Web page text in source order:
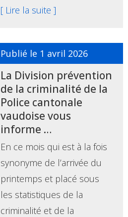
[ Lire la suite ]
Publié le 1 avril 2026
La Division prévention
de la criminalité de la
Police cantonale
vaudoise vous
informe …
En ce mois qui est à la fois
synonyme de l’arrivée du
printemps et placé sous
les statistiques de la
criminalité et de la